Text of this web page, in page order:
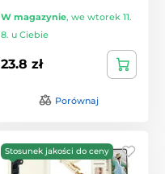
W magazynie, we wtorek 11.
8. u Ciebie
23.8 zł
Porównaj
Stosunek jakości do ceny